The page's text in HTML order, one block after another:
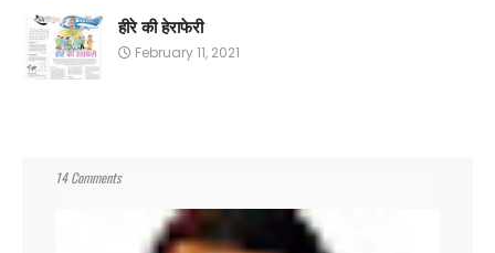
हीरे की हेराफेरी
February 11, 2021
14 Comments